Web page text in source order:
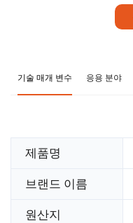
기술 매개 변수 응용 분야
제품명
브랜드 이름
원산지